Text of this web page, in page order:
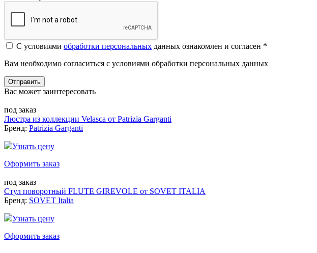
С условиями обработки персональных данных ознакомлен и согласен *
Вам необходимо согласиться с условиями обработки персональных данных
Отправить
Вас может заинтересовать
под заказ
Люстра из коллекции Velasca от Patrizia Garganti
Бренд: Patrizia Garganti
Узнать цену
Оформить заказ
под заказ
Стул поворотный FLUTE GIREVOLE от SOVET ITALIA
Бренд: SOVET Italia
Узнать цену
Оформить заказ